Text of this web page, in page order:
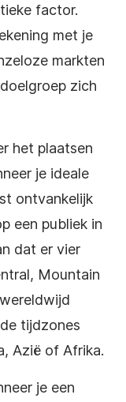
factor.
met je
markten
zich
het plaatsen
je ideale
ontvankelijk
een publiek in
dat er vier
Mountain
tijdzones
Azië of Afrika.
je een